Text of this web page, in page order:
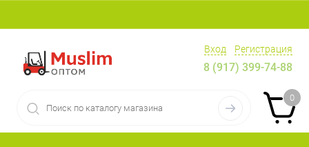
Вход Регистрация
8 (917) 399-74-88
0